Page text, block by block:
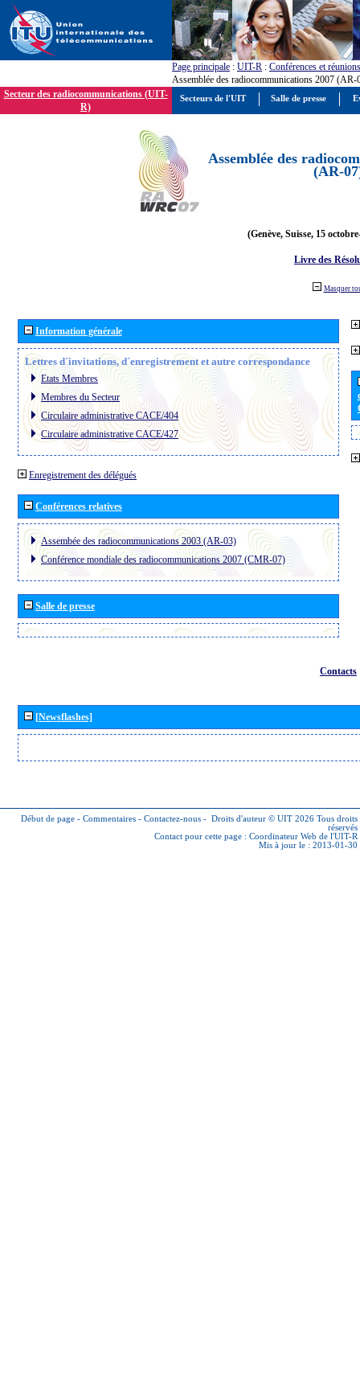
Page principale : UIT-R : Conférences et réunions
Assemblée des radiocommunications 2007 (AR-
Secteur des radiocommunications (UIT-
R)
Assemblée des
(AR-
(Genève, Suisse, 15
Livre des
Masquer
Information générale
Lettres d´invitations, d´enregistrement et autre correspondance
Etats Membres
Membres du Secteur
Circulaire administrative CACE/404
Circulaire administrative CACE/427
Enregistrement des délégués
Conférences relatives
Assembée des radiocommunications 2003 (AR-03)
Conférence mondiale des radiocommunications 2007 (CMR-07)
Salle de presse
Contacts
[Newsflashes]
Début de page - Commentaires - Contactez-nous - Droits d'auteur © UIT 2026 Tous droits
réservés
Contact pour cette page : Coordinateur Web de l'UIT-R
Mis à jour le : 2013-01-30
Secteurs de l'UIT Salle de presse